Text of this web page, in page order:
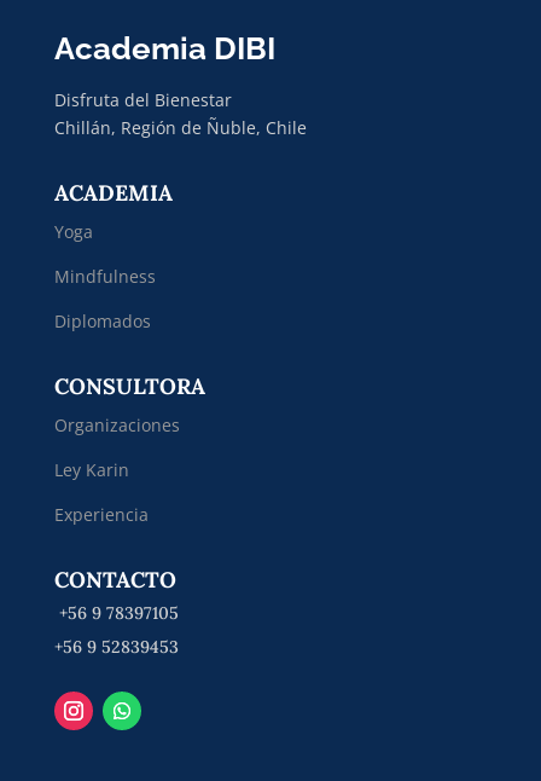
Academia DIBI
Disfruta del Bienestar
Chillán, Región de Ñuble, Chile
ACADEMIA
Yoga
Mindfulness
Diplomados
CONSULTORA
Organizaciones
Ley Karin
Experiencia
CONTACTO
+56 9 78397105
+56 9 52839453